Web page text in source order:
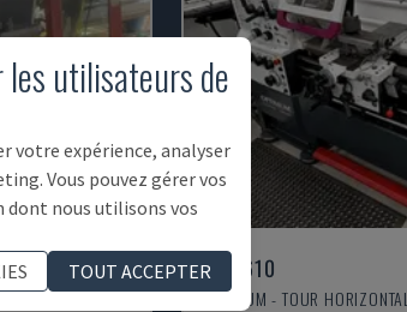
TH 4610
OPTIMUM - TOUR HORIZONTAL
utilisateurs de
votre expérience, analyser
Vous pouvez gérer vos
dont nous utilisons vos
TOUT ACCEPTER